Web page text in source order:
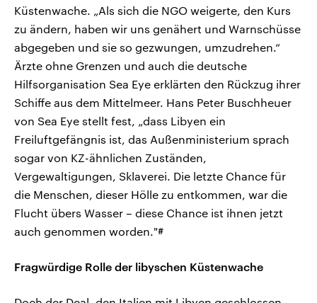
Küstenwache. „Als sich die NGO weigerte, den Kurs
zu ändern, haben wir uns genähert und Warnschüsse
abgegeben und sie so gezwungen, umzudrehen.“
Ärzte ohne Grenzen und auch die deutsche
Hilfsorganisation Sea Eye erklärten den Rückzug ihrer
Schiffe aus dem Mittelmeer. Hans Peter Buschheuer
von Sea Eye stellt fest, „dass Libyen ein
Freiluftgefängnis ist, das Außenministerium sprach
sogar von KZ-ähnlichen Zuständen,
Vergewaltigungen, Sklaverei. Die letzte Chance für
die Menschen, dieser Hölle zu entkommen, war die
Flucht übers Wasser – diese Chance ist ihnen jetzt
auch genommen worden."#
Fragwürdige Rolle der libyschen Küstenwache